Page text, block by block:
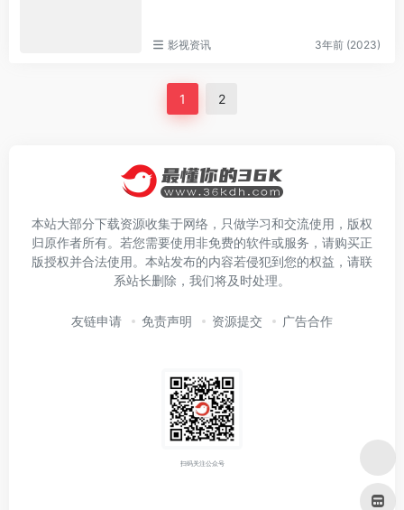
影视资讯 3年前 (2023)
1 2
本站大部分下载资源收集于网络，只做学习和交流使用，版权
归原作者所有。若您需要使用非免费的软件或服务，请购买正
版授权并合法使用。本站发布的内容若侵犯到您的权益，请联
系站长删除，我们将及时处理。
友链申请 免责声明 资源提交 广告合作
扫码关注公众号